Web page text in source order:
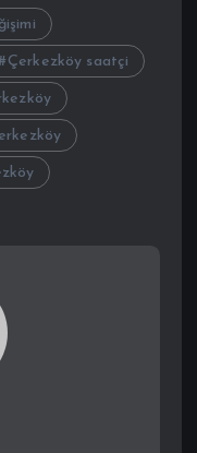
Çerkezköy saatçi